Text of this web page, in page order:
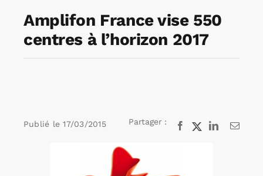
Agenda
Annonces emploi
Amplifon France vise 550
centres à l’horizon 2017
Publié le 17/03/2015 Partager : Facebook
X LinkedInEmail